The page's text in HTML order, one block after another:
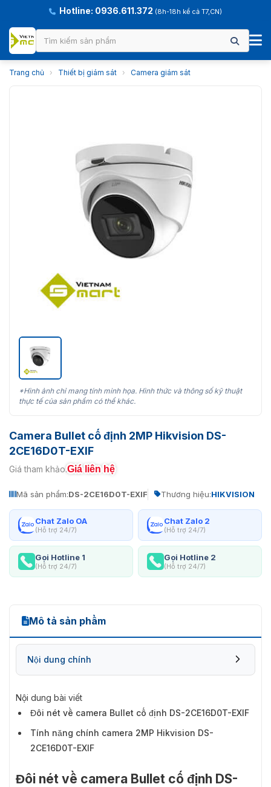
Hotline: 0936.611.372 (8h-18h kể cả T7,CN)
Trang chủ › Thiết bị giám sát › Camera giám sát
*Hình ảnh chỉ mang tính minh họa. Hình thức và thông số kỹ thuật
thực tế của sản phẩm có thể khác.
Camera Bullet cố định 2MP Hikvision DS-
2CE16D0T-EXIF
Giá tham khảo:Giá liên hệ
Mã sản phẩm:DS-2CE16D0T-EXIF Thương hiệu:HIKVISION
Chat Zalo OA
(Hỗ trợ 24/7)
Chat Zalo 2
(Hỗ trợ 24/7)
Gọi Hotline 1
(Hỗ trợ 24/7)
Gọi Hotline 2
(Hỗ trợ 24/7)
Mô tả sản phẩm
Nội dung chính
Nội dung bài viết
Đôi nét về camera Bullet cố định DS-2CE16D0T-EXIF
Tính năng chính camera 2MP Hikvision DS-
2CE16D0T-EXIF
Đôi nét về camera Bullet cố định DS-